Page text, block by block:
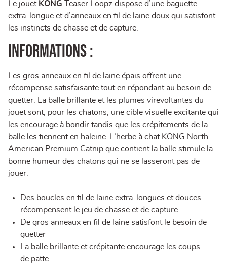
Le jouet KONG Teaser Loopz dispose d’une baguette
extra-longue et d’anneaux en fil de laine doux qui satisfont
les instincts de chasse et de capture.
Informations :
Les gros anneaux en fil de laine épais offrent une
récompense satisfaisante tout en répondant au besoin de
guetter. La balle brillante et les plumes virevoltantes du
jouet sont, pour les chatons, une cible visuelle excitante qui
les encourage à bondir tandis que les crépitements de la
balle les tiennent en haleine. L’herbe à chat KONG North
American Premium Catnip que contient la balle stimule la
bonne humeur des chatons qui ne se lasseront pas de
jouer.
Des boucles en fil de laine extra-longues et douces
récompensent le jeu de chasse et de capture
De gros anneaux en fil de laine satisfont le besoin de
guetter
La balle brillante et crépitante encourage les coups
de patte